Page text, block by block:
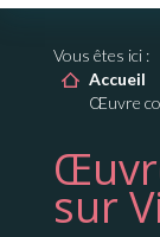
Vous êtes ici :
Accueil
Œuvre
sur